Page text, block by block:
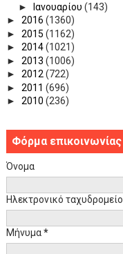
►
Ιανουαρίου (143)
► 2016 (1360)
► 2015 (1162)
► 2014(1021)
► 2013 (1006)
► 2012(722)
► 2011 (696)
► 2010 (236)
Φόρμα επικοινωνίας
Όνομα
Ηλεκτρονικό ταχυδρομείο
Μήνυμα*